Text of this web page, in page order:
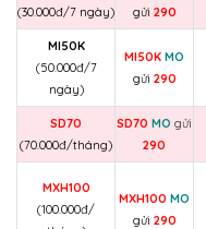
(30.000đ/7 ngày)
gửi 290
MI50K
(50.000đ/7
ngày)
MI50K MO
gửi 290
SD70
(70.000đ/tháng)
SD70 MO gửi
290
MXH100
(100.000đ/
MXH100 MO
gửi 290